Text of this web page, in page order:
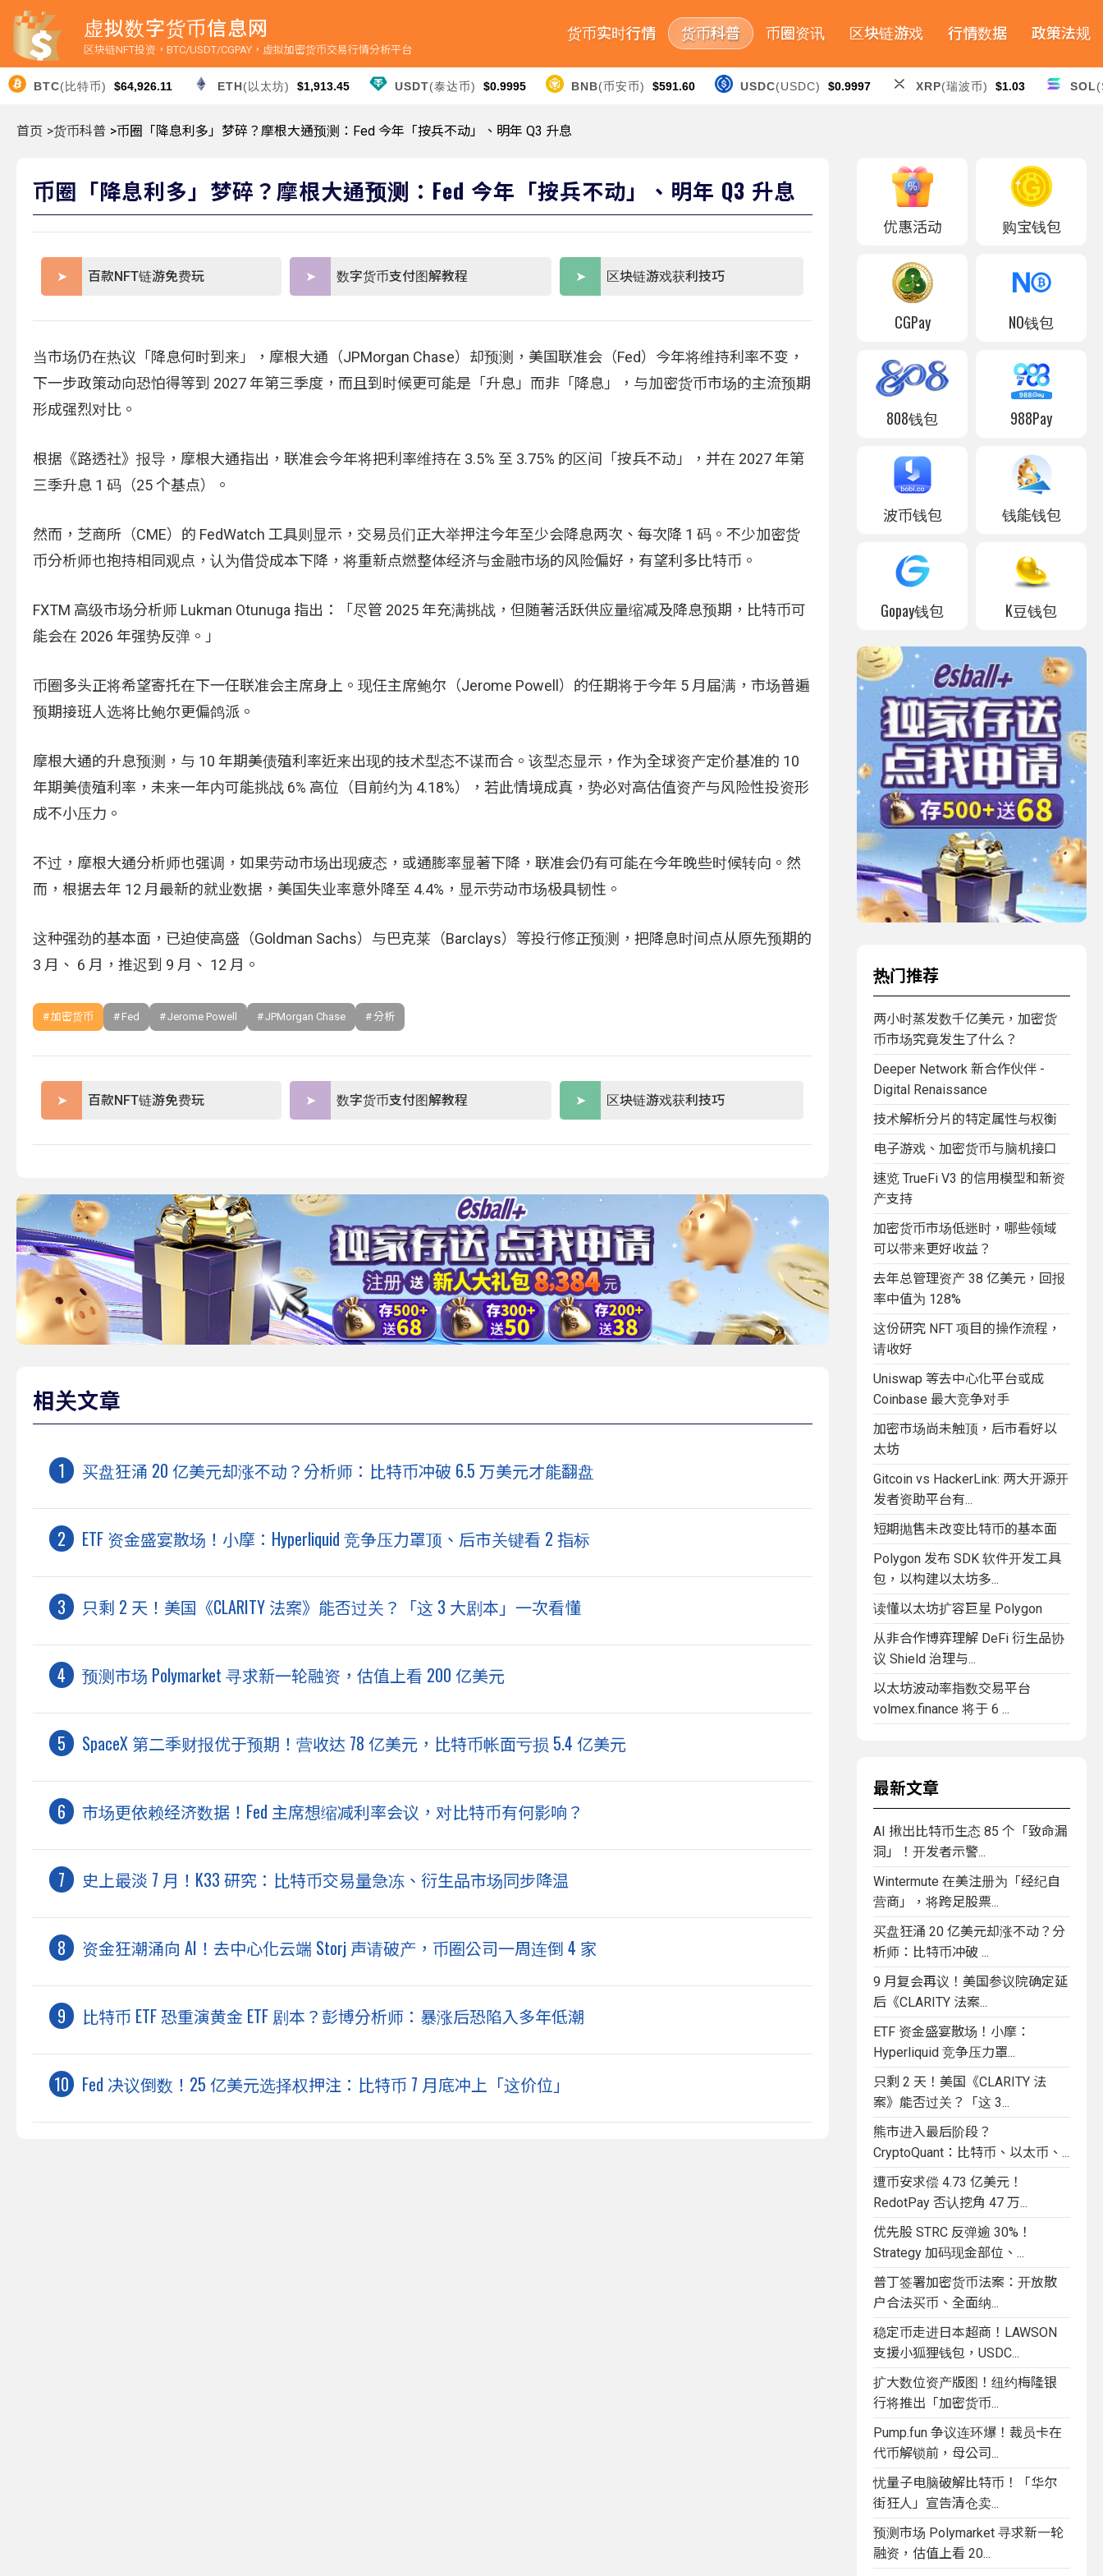
虚拟数字货币信息网
区块链NFT投资，BTC/USDT/CGPAY，虚拟加密货币交易行情分析平台
货币实时行情 货币科普 币圈资讯 区块链游戏 行情数据 政策法规
BTC(比特币) $64,926.11 ETH(以太坊) $1,913.45 USDT(泰达币) $0.9995 BNB(币安币) $591.60 USDC(USDC) $0.9997 XRP(瑞波币) $1.03 SOL
首页 >货币科普 >币圈「降息利多」梦碎？摩根大通预测：Fed 今年「按兵不动」、明年 Q3 升息
币圈「降息利多」梦碎？摩根大通预测：Fed 今年「按兵不动」、明年 Q3 升息
百款NFT链游免费玩 数字货币支付图解教程 区块链游戏获利技巧
当市场仍在热议「降息何时到来」，摩根大通（JPMorgan Chase）却预测，美国联准会（Fed）今年将维持利率不变，
下一步政策动向恐怕得等到 2027 年第三季度，而且到时候更可能是「升息」而非「降息」，与加密货币市场的主流预期
形成强烈对比。
根据《路透社》报导，摩根大通指出，联准会今年将把利率维持在 3.5% 至 3.75% 的区间「按兵不动」，并在 2027 年第
三季升息 1 码（25 个基点）。
然而，芝商所（CME）的 FedWatch 工具则显示，交易员们正大举押注今年至少会降息两次、每次降 1 码。不少加密货
币分析师也抱持相同观点，认为借贷成本下降，将重新点燃整体经济与金融市场的风险偏好，有望利多比特币。
FXTM 高级市场分析师 Lukman Otunuga 指出：「尽管 2025 年充满挑战，但随著活跃供应量缩减及降息预期，比特币可
能会在 2026 年强势反弹。」
币圈多头正将希望寄托在下一任联准会主席身上。现任主席鲍尔（Jerome Powell）的任期将于今年 5 月届满，市场普遍
预期接班人选将比鲍尔更偏鸽派。
摩根大通的升息预测，与 10 年期美债殖利率近来出现的技术型态不谋而合。该型态显示，作为全球资产定价基准的 10
年期美债殖利率，未来一年内可能挑战 6% 高位（目前约为 4.18%），若此情境成真，势必对高估值资产与风险性投资形
成不小压力。
不过，摩根大通分析师也强调，如果劳动市场出现疲态，或通膨率显著下降，联准会仍有可能在今年晚些时候转向。然
而，根据去年 12 月最新的就业数据，美国失业率意外降至 4.4%，显示劳动市场极具韧性。
这种强劲的基本面，已迫使高盛（Goldman Sachs）与巴克莱（Barclays）等投行修正预测，把降息时间点从原先预期的
3 月、 6 月，推迟到 9 月、 12 月。
加密货币 Fed Jerome Powell JPMorgan Chase 分析
百款NFT链游免费玩 数字货币支付图解教程 区块链游戏获利技巧
相关文章
买盘狂涌 20 亿美元却涨不动？分析师：比特币冲破 6.5 万美元才能翻盘
ETF 资金盛宴散场！小摩：Hyperliquid 竞争压力罩顶、后市关键看 2 指标
只剩 2 天！美国《CLARITY 法案》能否过关？「这 3 大剧本」一次看懂
预测市场 Polymarket 寻求新一轮融资，估值上看 200 亿美元
SpaceX 第二季财报优于预期！营收达 78 亿美元，比特币帐面亏损 5.4 亿美元
市场更依赖经济数据！Fed 主席想缩减利率会议，对比特币有何影响？
史上最淡 7 月！K33 研究：比特币交易量急冻、衍生品市场同步降温
资金狂潮涌向 AI！去中心化云端 Storj 声请破产，币圈公司一周连倒 4 家
比特币 ETF 恐重演黄金 ETF 剧本？彭博分析师：暴涨后恐陷入多年低潮
Fed 决议倒数！25 亿美元选择权押注：比特币 7 月底冲上「这价位」
优惠活动 购宝钱包
CGPay NO钱包
808钱包 988Pay
波币钱包 钱能钱包
Gopay钱包 K豆钱包
热门推荐
两小时蒸发数千亿美元，加密货
币市场究竟发生了什么？
Deeper Network 新合作伙伴 -
Digital Renaissance
技术解析分片的特定属性与权衡
电子游戏、加密货币与脑机接口
速览 TrueFi V3 的信用模型和新资
产支持
加密货币市场低迷时，哪些领域
可以带来更好收益？
去年总管理资产 38 亿美元，回报
率中值为 128%
这份研究 NFT 项目的操作流程，
请收好
Uniswap 等去中心化平台或成
Coinbase 最大竞争对手
加密市场尚未触顶，后市看好以
太坊
Gitcoin vs HackerLink: 两大开源开
发者资助平台有...
短期抛售未改变比特币的基本面
Polygon 发布 SDK 软件开发工具
包，以构建以太坊多...
读懂以太坊扩容巨星 Polygon
从非合作博弈理解 DeFi 衍生品协
议 Shield 治理与...
以太坊波动率指数交易平台
volmex.finance 将于 6 ...
最新文章
AI 揪出比特币生态 85 个「致命漏
洞」！开发者示警...
Wintermute 在美注册为「经纪自
营商」，将跨足股票...
买盘狂涌 20 亿美元却涨不动？分
析师：比特币冲破 ...
9 月复会再议！美国参议院确定延
后《CLARITY 法案...
ETF 资金盛宴散场！小摩：
Hyperliquid 竞争压力罩...
只剩 2 天！美国《CLARITY 法
案》能否过关？「这 3...
熊市进入最后阶段？
CryptoQuant：比特币、以太币、...
遭币安求偿 4.73 亿美元！
RedotPay 否认挖角 47 万...
优先股 STRC 反弹逾 30%！
Strategy 加码现金部位、...
普丁签署加密货币法案：开放散
户合法买币、全面纳...
稳定币走进日本超商！LAWSON
支援小狐狸钱包，USDC...
扩大数位资产版图！纽约梅隆银
行将推出「加密货币...
Pump.fun 争议连环爆！裁员卡在
代币解锁前，母公司...
忧量子电脑破解比特币！「华尔
街狂人」宣告清仓卖...
预测市场 Polymarket 寻求新一轮
融资，估值上看 20...